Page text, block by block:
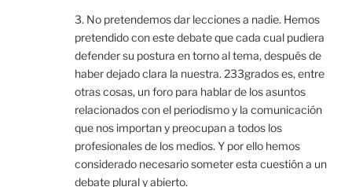
3. No pretendemos dar lecciones a nadie. Hemos
pretendido con este debate que cada cual pudiera
defender su postura en torno al tema, después de
haber dejado clara la nuestra. 233grados es, entre
otras cosas, un foro para hablar de los asuntos
relacionados con el periodismo y la comunicación
que nos importan y preocupan a todos los
profesionales de los medios. Y por ello hemos
considerado necesario someter esta cuestión a un
debate plural y abierto.